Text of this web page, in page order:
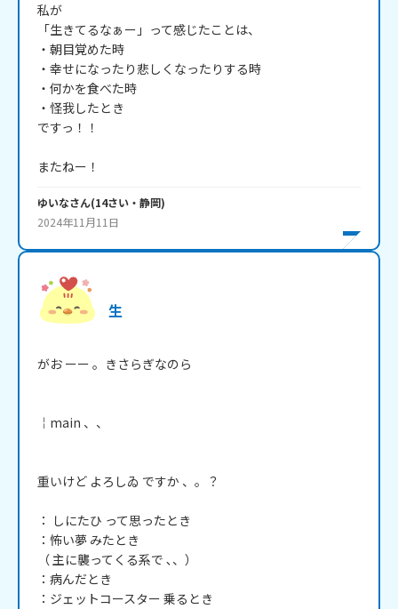
私が
「生きてるなぁー」って感じたことは、
・朝目覚めた時
・幸せになったり悲しくなったりする時
・何かを食べた時
・怪我したとき
ですっ！！
またねー！
ゆいなさん(14さい・ 静岡)
2024年11月11日
生
がお ーー 。きさらぎなのら
￤main 、、
重いけど よろしゐ ですか 、。？
： しにたひ って思ったとき
：怖い夢 みたとき
（ 主に襲ってくる系で ､、）
：病んだとき
：ジェットコースター 乗るとき